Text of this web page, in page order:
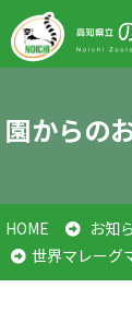
園からの
HOME お知
世界マレーグ